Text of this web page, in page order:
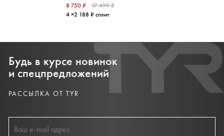
8 750 ₽
17 499 ₽
4 ×2 188 ₽ сплит
Будь в курсе новинок
и спецпредложений
РАССЫЛКА ОТ TYR